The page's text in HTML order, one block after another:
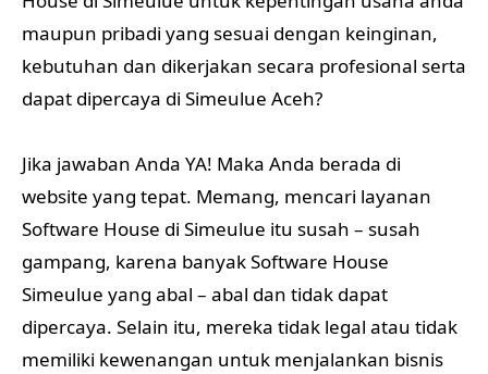
maupun pribadi yang sesuai dengan keinginan,
kebutuhan dan dikerjakan secara profesional serta
dapat dipercaya di Simeulue Aceh?
Jika jawaban Anda YA! Maka Anda berada di
website yang tepat. Memang, mencari layanan
Software House di Simeulue itu susah – susah
gampang, karena banyak Software House
Simeulue yang abal – abal dan tidak dapat
dipercaya. Selain itu, mereka tidak legal atau tidak
memiliki kewenangan untuk menjalankan bisnis